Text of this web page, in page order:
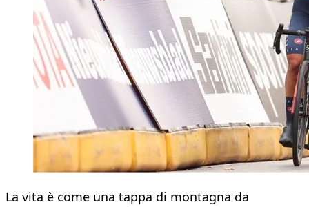
La vita è come una tappa di montagna da